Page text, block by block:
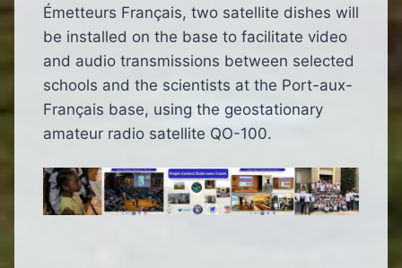
Émetteurs Français, two satellite dishes will
be installed on the base to facilitate video
and audio transmissions between selected
schools and the scientists at the Port-aux-
Français base, using the geostationary
amateur radio satellite QO-100.